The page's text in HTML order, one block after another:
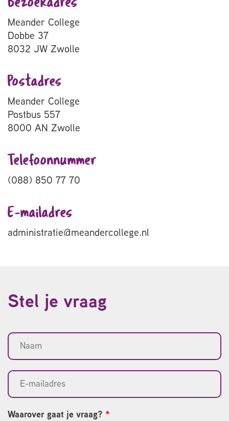
Meander College
Dobbe 37
8032 JW Zwolle
Postadres
Meander College
Postbus 557
8000 AN Zwolle
Telefoonnummer
(088) 850 77 70
E-mailadres
administratie@meandercollege.nl
Stel je vraag
Waarover gaat je vraag? *